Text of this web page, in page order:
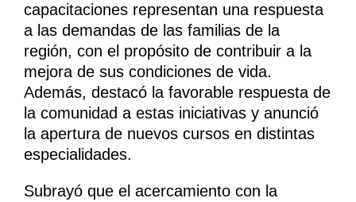
capacitaciones representan una respuesta
a las demandas de las familias de la
región, con el propósito de contribuir a la
mejora de sus condiciones de vida.
Además, destacó la favorable respuesta de
la comunidad a estas iniciativas y anunció
la apertura de nuevos cursos en distintas
especialidades.
Subrayó que el acercamiento con la